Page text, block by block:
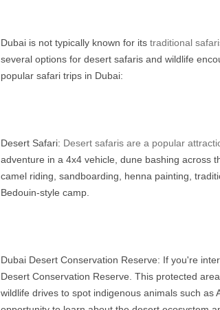
Dubai is not typically known for its traditional
several options for desert safaris and wildlife
popular safari trips in Dubai:
Desert Safari: Desert safaris are a popular
adventure in a 4x4 vehicle, dune bashing across
camel riding, sandboarding, henna painting,
Bedouin-style camp.
Dubai Desert Conservation Reserve: If you're
Desert Conservation Reserve. This protected
wildlife drives to spot indigenous animals such